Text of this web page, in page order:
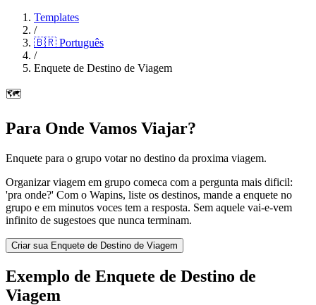
Templates
/
🇧🇷 Português
/
Enquete de Destino de Viagem
🗺️
Para Onde Vamos Viajar?
Enquete para o grupo votar no destino da proxima viagem.
Organizar viagem em grupo comeca com a pergunta mais dificil:
'pra onde?' Com o Wapins, liste os destinos, mande a enquete no
grupo e em minutos voces tem a resposta. Sem aquele vai-e-vem
infinito de sugestoes que nunca terminam.
Criar sua Enquete de Destino de Viagem
Exemplo de Enquete de Destino de
Viagem